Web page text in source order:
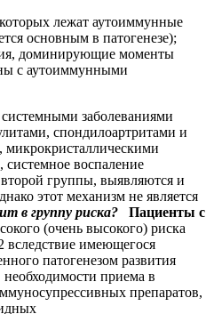
лежат аутоиммунные
основным в патогенезе);
доминирующие моменты
с аутоиммунными
заболеваниями
спондилоартритами и
микрокристаллическими
воспаление
второй группы, выявляются и
этот механизм не является
в группу риска?
Пациенты с
(очень высокого) риска
имеющегося
патогенезом развития
необходимости приема в
препаратов,